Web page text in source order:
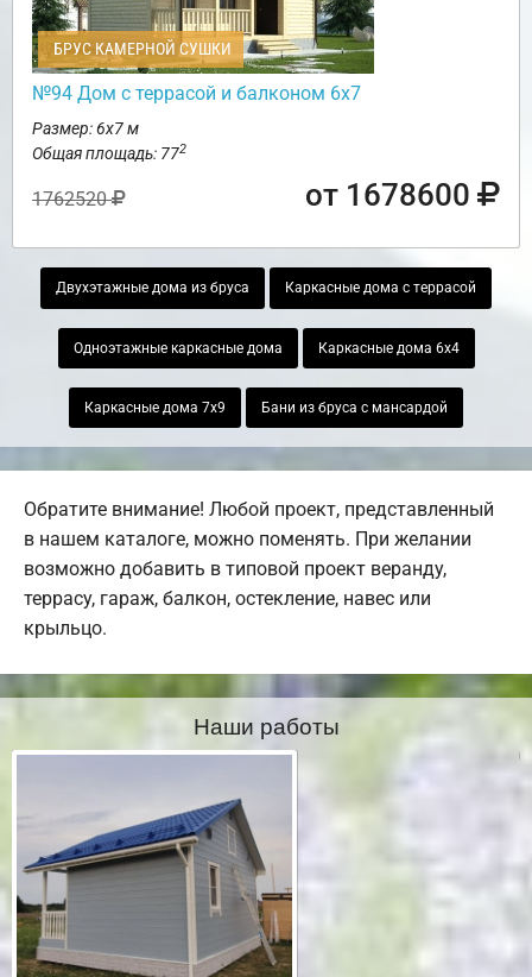
БРУС КАМЕРНОЙ СУШКИ
№94 Дом с террасой и балконом 6х7
Размер: 6х7 м
Общая площадь: 772
1762520 от 1678600
Двухэтажные дома из бруса Каркасные дома с террасой
Одноэтажные каркасные дома Каркасные дома 6х4
Каркасные дома 7х9 Бани из бруса с мансардой
Обратите внимание! Любой проект, представленный
в нашем каталоге, можно поменять. При желании
возможно добавить в типовой проект веранду,
террасу, гараж, балкон, остекление, навес или
крыльцо.
Наши работы